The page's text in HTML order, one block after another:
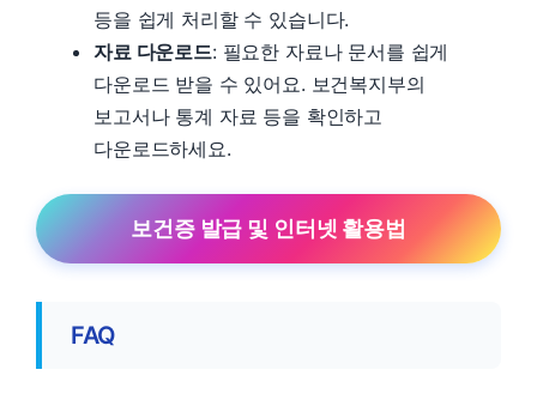
등을 쉽게 처리할 수 있습니다.
자료 다운로드: 필요한 자료나 문서를 쉽게
다운로드 받을 수 있어요. 보건복지부의
보고서나 통계 자료 등을 확인하고
다운로드하세요.
보건증 발급 및 인터넷 활용법
FAQ